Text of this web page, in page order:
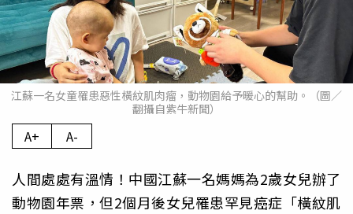
江蘇一名女童罹患惡性橫紋肌肉瘤，動物園給予暖心的幫助。（圖／
翻攝自紫牛新聞）
A+ A-
人間處處有溫情！中國江蘇一名媽媽為2歲女兒辦了
動物園年票，但2個月後女兒罹患罕見癌症「橫紋肌